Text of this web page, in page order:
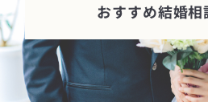
おすすめ結婚